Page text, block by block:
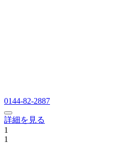
0144-82-2887
詳細を見る
1
1